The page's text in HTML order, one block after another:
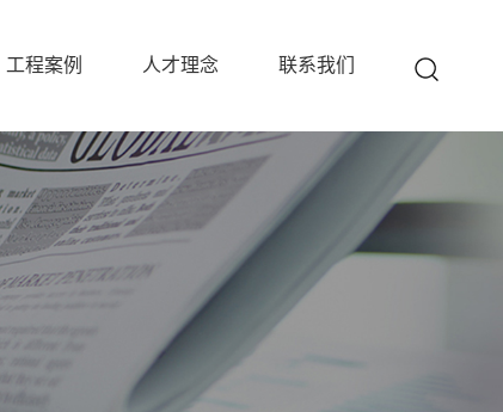
工程案例 人才理念 联系我们